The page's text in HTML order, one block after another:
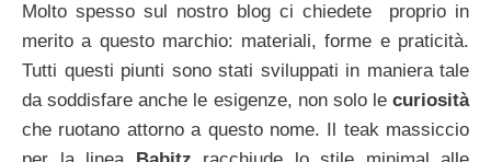
Molto spesso sul nostro blog ci chiedete proprio in
merito a questo marchio: materiali, forme e praticità.
Tutti questi piunti sono stati sviluppati in maniera tale
da soddisfare anche le esigenze, non solo le curiosità
che ruotano attorno a questo nome. Il teak massiccio